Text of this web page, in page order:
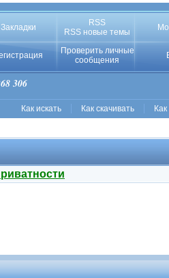
Закладки
RSS
RSS новые темы
Проверить личные
сообщения
306
Как искать Как скачивать